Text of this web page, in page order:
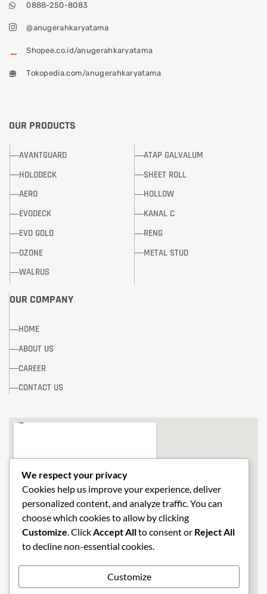
0888-250-8083
@anugerahkaryatama
Shopee.co.id/anugerahkaryatama
Tokopedia.com/anugerahkaryatama
OUR PRODUCTS
AVANTGUARD
HOLODECK
AERO
EVODECK
EVO GOLD
OZONE
WALRUS
ATAP GALVALUM
SHEET ROLL
HOLLOW
KANAL C
RENG
METAL STUD
OUR COMPANY
HOME
ABOUT US
CAREER
CONTACT US
We respect your privacy
Cookies help us improve your experience, deliver
personalized content, and analyze traffic. You can
choose which cookies to allow by clicking
Customize. ClickAccept Allto consent or Reject All
to decline non-essential cookies.
Customize